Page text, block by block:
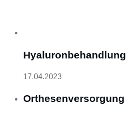
Hyaluronbehandlung
17.04.2023
Orthesenversorgung